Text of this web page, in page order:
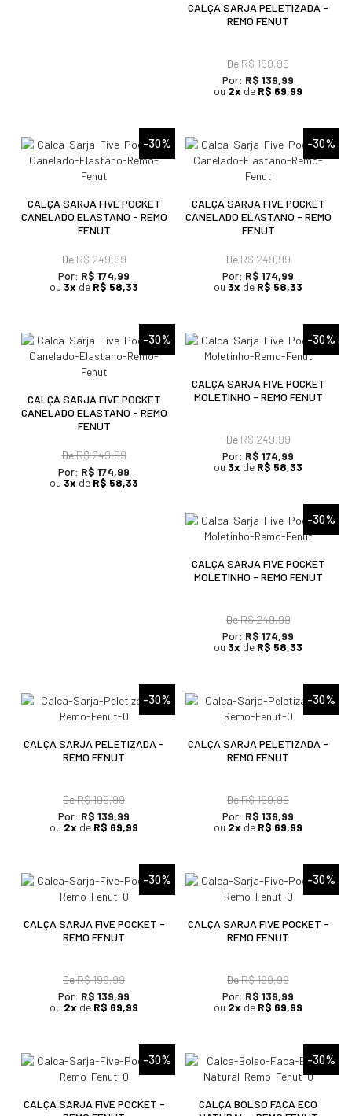
CALÇA SARJA PELETIZADA -
REMO FENUT
DeR$ 199,99
Por: R$ 139,99
ou 2x de R$ 69,99
-30%
CALÇA SARJA FIVE POCKET
CANELADO ELASTANO - REMO
FENUT
DeR$ 249,99
Por: R$ 174,99
ou 3x de R$ 58,33
-30%
CALÇA SARJA FIVE POCKET
CANELADO ELASTANO - REMO
FENUT
DeR$ 249,99
Por: R$ 174,99
ou 3x de R$ 58,33
-30%
CALÇA SARJA FIVE POCKET
CANELADO ELASTANO - REMO
FENUT
DeR$ 249,99
Por: R$ 174,99
ou 3x de R$ 58,33
-30%
CALÇA SARJA FIVE POCKET
MOLETINHO - REMO FENUT
DeR$ 249,99
Por: R$ 174,99
ou 3x de R$ 58,33
-30%
CALÇA SARJA FIVE POCKET
MOLETINHO - REMO FENUT
DeR$ 249,99
Por: R$ 174,99
ou 3x de R$ 58,33
-30%
CALÇA SARJA PELETIZADA -
REMO FENUT
DeR$ 199,99
Por: R$ 139,99
ou 2x de R$ 69,99
-30%
CALÇA SARJA PELETIZADA -
REMO FENUT
DeR$ 199,99
Por: R$ 139,99
ou 2x de R$ 69,99
-30%
CALÇA SARJA FIVE POCKET -
REMO FENUT
DeR$ 199,99
Por: R$ 139,99
ou 2x de R$ 69,99
-30%
CALÇA SARJA FIVE POCKET -
REMO FENUT
DeR$ 199,99
Por: R$ 139,99
ou 2x de R$ 69,99
-30%
CALÇA SARJA FIVE POCKET -
-30%
CALÇA BOLSO FACA ECO